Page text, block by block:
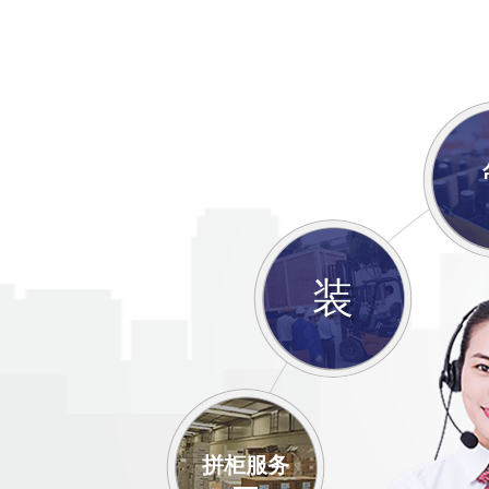
拼柜服务
装